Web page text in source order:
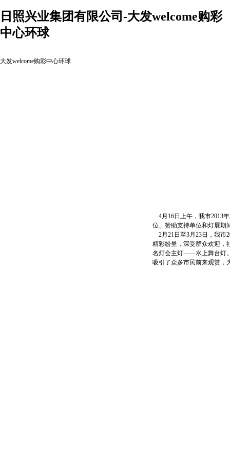
日照兴业集团有限公司-大发welcome购彩
中心环球
大发welcome购彩中心环球
4月16日上午，我市2013
位、赞助支持单位和灯展期
2月21日至3月23日，我市
精彩纷呈，深受群众欢迎，
名灯会主灯——水上舞台灯
吸引了众多市民前来观赏，